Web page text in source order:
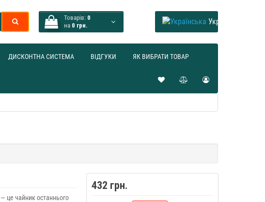
Товарів: 0
на 0 грн. Українська
ДИСКОНТНА СИСТЕМА ВІДГУКИ ЯК ВИБРАТИ ТОВАР
це чайник останнього
432 грн.